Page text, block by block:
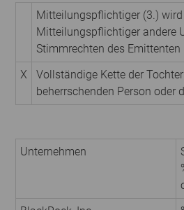
Mitteilungspflichtiger (3.)
Mitteilungspflichtiger andere
Stimmrechten des Emittenten
X
Vollständige Kette der
beherrschenden Person oder
Unternehmen